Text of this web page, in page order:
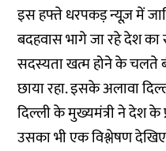
इस हफ्ते धरपकड़ न्यूज़ में
बदहवास भागे जा रहे देश
सदस्यता खत्म होने के चलते
छाया रहा. इसके अलावा
दिल्ली के मुख्यमंत्री ने देश के
उसका भी एक विश्लेषण